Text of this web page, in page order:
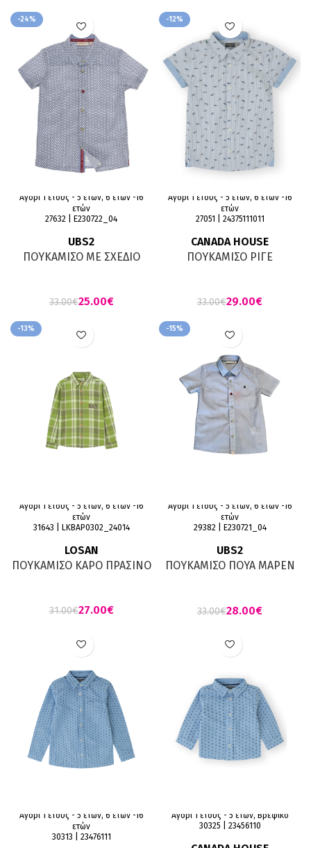
-24%
Αγόρι 1 έτους - 5 ετών, 6 ετών -16
ετών
27632 | Ε230722_04
UBS2
ΠΟΥΚΑΜΙΣΟ ΜΕ ΣΧΕΔΙΟ
33.00€25.00€
-12%
Αγόρι 1 έτους - 5 ετών, 6 ετών -16
ετών
27051 | 24375111011
CANADA HOUSE
ΠΟΥΚΑΜΙΣΟ ΡΙΓΕ
33.00€29.00€
-13%
Αγόρι 1 έτους - 5 ετών, 6 ετών -16
ετών
31643 | LKBAP0302_24014
LOSAN
ΠΟΥΚΑΜΙΣΟ ΚΑΡΟ ΠΡΑΣΙΝΟ
31.00€27.00€
-15%
Αγόρι 1 έτους - 5 ετών, 6 ετών -16
ετών
29382 | Ε230721_04
UBS2
ΠΟΥΚΑΜΙΣΟ ΠΟΥΑ ΜΑΡΕΝ
33.00€28.00€
Αγόρι 1 έτους - 5 ετών, 6 ετών -16
ετών
30313 | 23476111
Αγόρι 1 έτους - 5 ετών, Βρεφικό
30325 | 23456110